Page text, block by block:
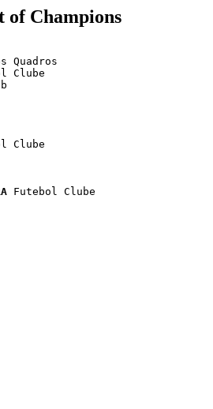
of Champions
Clube
Futebol Clube